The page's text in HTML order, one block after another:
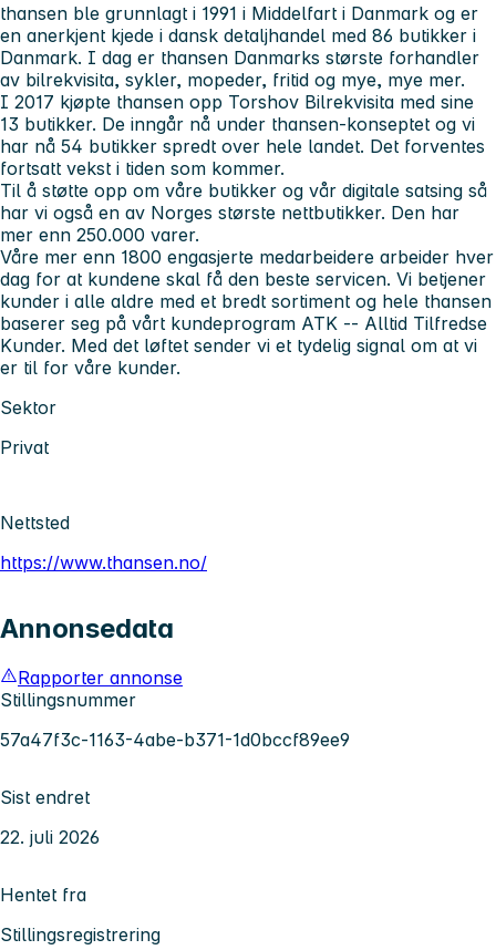
thansen ble grunnlagt i 1991 i Middelfart i Danmark og er
en anerkjent kjede i dansk detaljhandel med 86 butikker i
Danmark. I dag er thansen Danmarks største forhandler
av bilrekvisita, sykler, mopeder, fritid og mye, mye mer.
I 2017 kjøpte thansen opp Torshov Bilrekvisita med sine
13 butikker. De inngår nå under thansen-konseptet og vi
har nå 54 butikker spredt over hele landet. Det forventes
fortsatt vekst i tiden som kommer.
Til å støtte opp om våre butikker og vår digitale satsing så
har vi også en av Norges største nettbutikker. Den har
mer enn 250.000 varer.
Våre mer enn 1800 engasjerte medarbeidere arbeider hver
dag for at kundene skal få den beste servicen. Vi betjener
kunder i alle aldre med et bredt sortiment og hele thansen
baserer seg på vårt kundeprogram ATK -- Alltid Tilfredse
Kunder. Med det løftet sender vi et tydelig signal om at vi
er til for våre kunder.
Sektor
Privat
Nettsted
https://www.thansen.no/
Annonsedata
Rapporter annonse
Stillingsnummer
57a47f3c-1163-4abe-b371-1d0bccf89ee9
Sist endret
22. juli 2026
Hentet fra
Stillingsregistrering